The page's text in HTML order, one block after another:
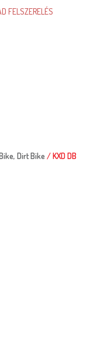
FELSZERELÉS
Dirt Bike / KXD DB